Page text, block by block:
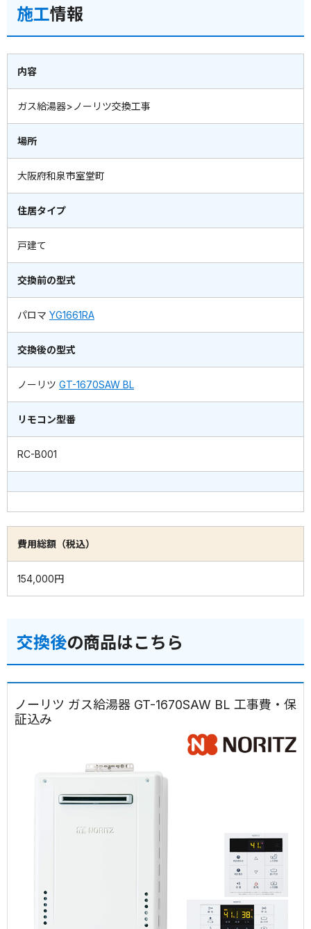
施工情報
内容
ガス給湯器>ノーリツ交換工事
場所
大阪府和泉市室堂町
住居タイプ
戸建て
交換前の型式
パロマ YG1661RA
交換後の型式
ノーリツ GT-1670SAW BL
リモコン型番
RC-B001
費用総額（税込）
154,000円
交換後の商品はこちら
ノーリツ ガス給湯器 GT-1670SAW BL 工事費・保
証込み